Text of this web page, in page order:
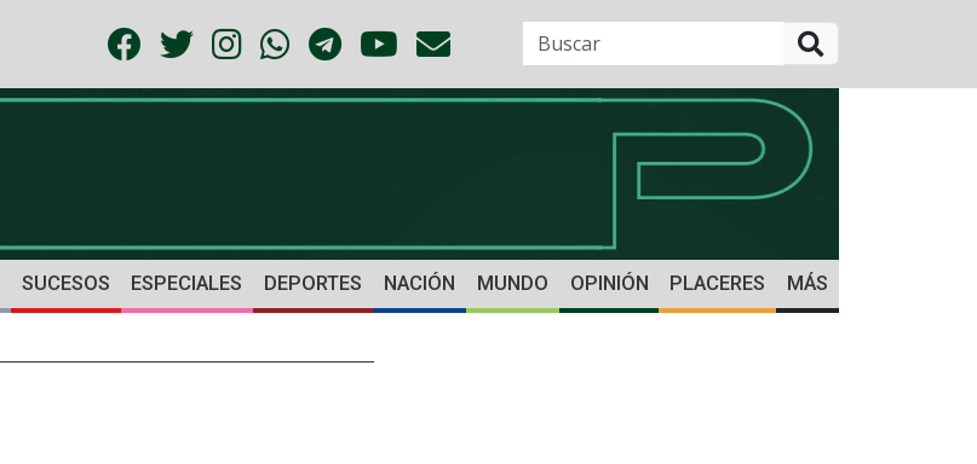
SUCESOS ESPECIALES DEPORTES NACIÓN MUNDO OPINIÓN PLACERES MÁS